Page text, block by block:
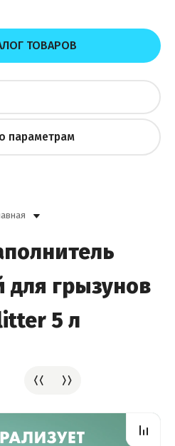
ТОВАРОВ
параметрам
для грызунов
5 л